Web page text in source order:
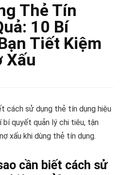
Thẻ Tín
10 Bí
Tiết Kiệm
Xấu
cách sử dụng thẻ tín dụng hiệu
bí quyết quản lý chi tiêu, tận
xấu khi dùng thẻ tín dụng.
cần biết cách sử